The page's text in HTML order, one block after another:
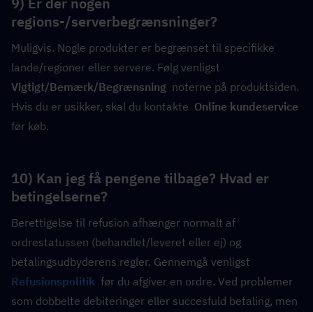
regions-/serverbegrænsninger?
Muligvis. Nogle produkter er begrænset til specifikke
Vigtigt/Bemærk/Begrænsning
  noterne på produktsiden.
Hvis du er usikker, skal du kontakte Online kundeservice
før køb.
10) Kan jeg få pengene tilbage? Hvad er
betingelserne?
Berettigelse til refusion afhænger normalt af
ordrestatussen (behandlet/leveret eller ej) og
Refusionspolitik
  før du afgiver en ordre. Ved problemer
som dobbelte debiteringer eller succesfuld betaling, men